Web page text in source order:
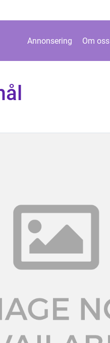
Annonsering Om oss